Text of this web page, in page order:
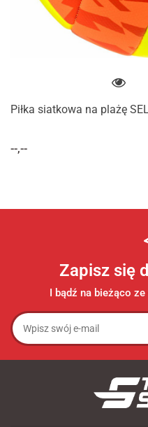
Piłka siatkowa na plażę
--,--
Zapisz się
I bądź na bieżąco